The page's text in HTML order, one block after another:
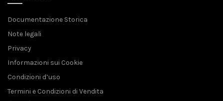
Documentazione Storica
Note legali
Privacy
Informazioni sui Cookie
Condizioni d’uso
Termini e Condizioni di Vendita